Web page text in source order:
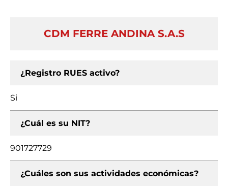
CDM FERRE ANDINA S.A.S
¿Registro RUES activo?
Si
¿Cuál es su NIT?
901727729
¿Cuáles son sus actividades económicas?